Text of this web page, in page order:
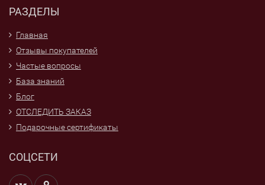
РАЗДЕЛЫ
Главная
Отзывы покупателей
Частые вопросы
База знаний
Блог
ОТСЛЕДИТЬ ЗАКАЗ
Подарочные сертификаты
СОЦСЕТИ